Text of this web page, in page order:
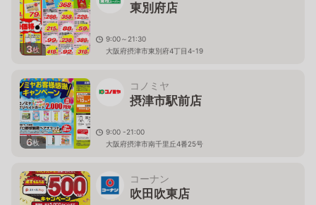
3枚
東別府店
9:00～21:30
大阪府摂津市東別府4丁目4-19
6枚
コノミヤ
摂津市駅前店
9:00 -21:00
大阪府摂津市南千里丘4番25号
コーナン
吹田吹東店